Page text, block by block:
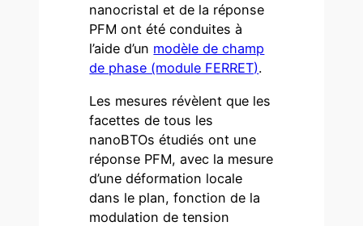
nanocristal et de la réponse
PFM ont été conduites à
l’aide d’un modèle de champ
de phase (module FERRET).
Les mesures révèlent que les
facettes de tous les
nanoBTOs étudiés ont une
réponse PFM, avec la mesure
d’une déformation locale
dans le plan, fonction de la
modulation de tension